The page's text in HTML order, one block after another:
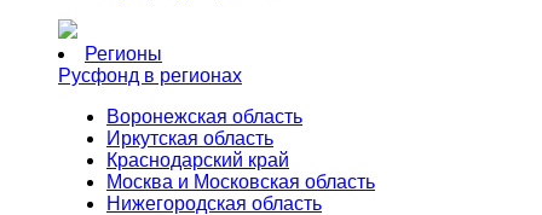
Регионы
Русфонд в регионах
Воронежская область
Иркутская область
Краснодарский край
Москва и Московская область
Нижегородская область